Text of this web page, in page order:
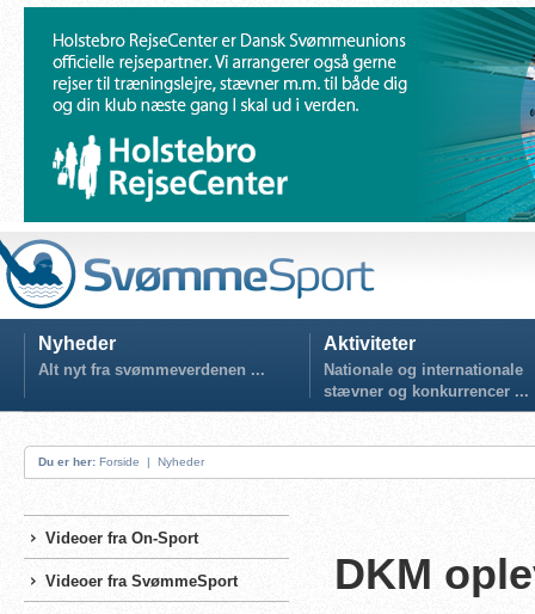
Nyheder
Alt nyt fra svømmeverdenen ...
Aktiviteter
Nationale og internationale
stævner og konkurrencer ...
Du er her: Forside | Nyheder
Videoer fra On-Sport
Videoer fra SvømmeSport DKM